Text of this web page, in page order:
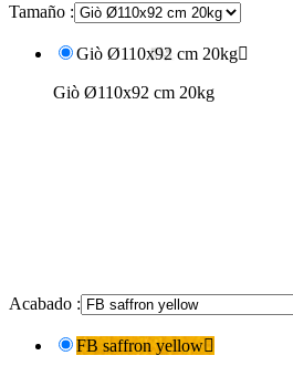
Tamaño :
Giò Ø110x92 cm 20kg
Giò Ø110x92 cm 20kg
Acabado :
FB saffron yellow